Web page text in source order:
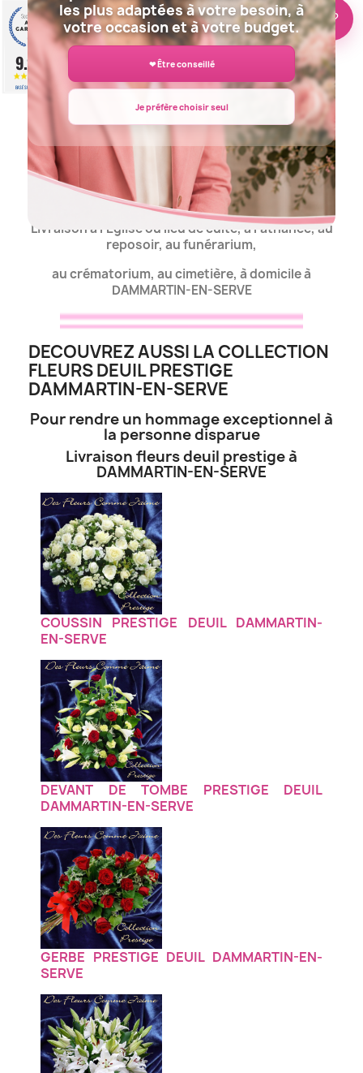
COEUR DEUIL DAMMARTIN-EN-SERVE
COUSSIN DEUIL DAMMARTIN-EN-SERVE
Livraisonà l'Eglise ou lieu de culte, à l'athanée, au
reposoir, au funérarium,
au crématorium, au cimetière, à domicile à
DAMMARTIN-EN-SERVE
DECOUVREZ AUSSI LA COLLECTION
FLEURS DEUIL PRESTIGE
DAMMARTIN-EN-SERVE
Pour rendre un hommage exceptionnel à
la personne disparue
Livraison fleurs deuil prestige à
DAMMARTIN-EN-SERVE
COUSSIN PRESTIGE DEUIL DAMMARTIN-
EN-SERVE
DEVANT DE TOMBE PRESTIGE DEUIL
DAMMARTIN-EN-SERVE
GERBE PRESTIGE DEUIL DAMMARTIN-EN-
SERVE
🌸 Besoin d’aide ?
les plus adaptées à votre besoin, à
votre occasion et à votre budget.
❤ Être conseillé
Je préfère choisir seul
9.2/10
BASÉ SUR 943 AVIS